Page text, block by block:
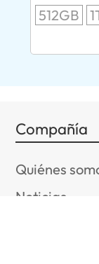
512GB
Compañía
Quiénes
Noticias